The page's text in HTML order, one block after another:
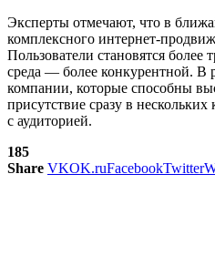
Эксперты отмечают, что в
комплексного интернет-
Пользователи становятся более
среда — более конкурентной. В
компании, которые способны
присутствие сразу в
с аудиторией.
185
Share VKOK.ruFacebookTwitter